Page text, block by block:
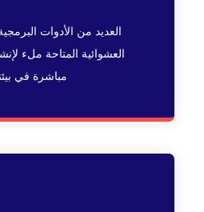
العديد من الأدوات
العشوائية المتاحة ملء
مباشرة في